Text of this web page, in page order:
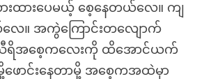
ားထားပေမယ့် စေ့နေတယ်လေ။ ကျ
ေ။ အကွဲကြောင်းတလျောက်
ရိအစေ့ကလေးကို ထိအောင်ယက်
ာင်းနေတာမို့ အစေ့ကအထဲမှာ